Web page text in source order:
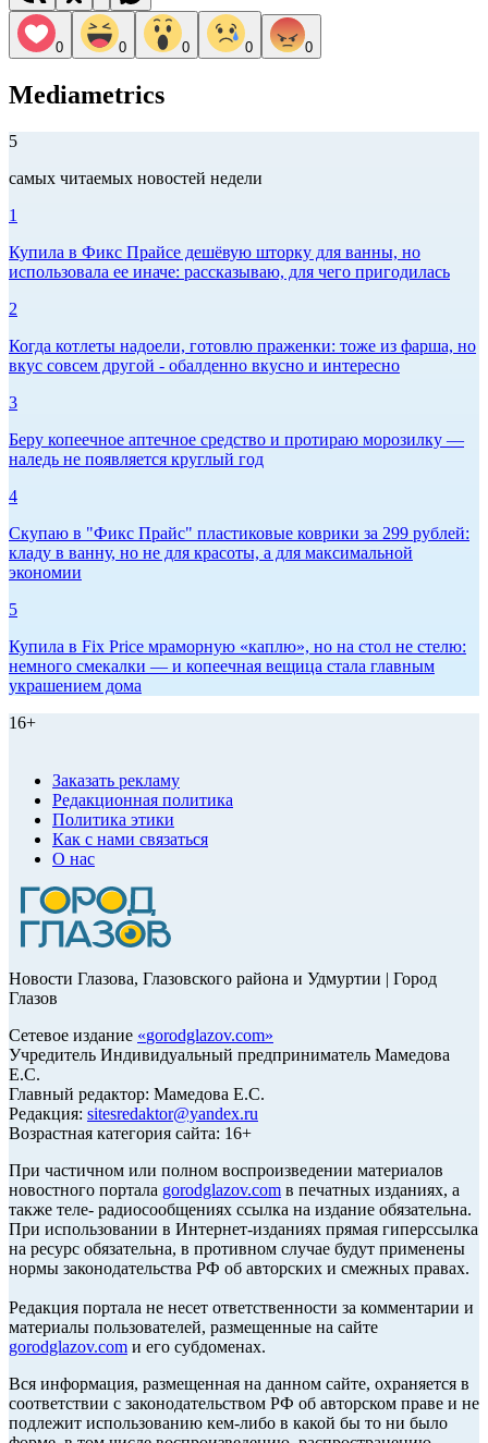
0 0 0 0 0
Mediametrics
5
самых читаемых новостей недели
1
Купила в Фикс Прайсе дешёвую шторку для ванны, но
использовала ее иначе: рассказываю, для чего пригодилась
2
Когда котлеты надоели, готовлю праженки: тоже из фарша, но
вкус совсем другой - обалденно вкусно и интересно
3
Беру копеечное аптечное средство и протираю морозилку —
наледь не появляется круглый год
4
Скупаю в "Фикс Прайс" пластиковые коврики за 299 рублей:
кладу в ванну, но не для красоты, а для максимальной
экономии
5
Купила в Fix Price мраморную «каплю», но на стол не стелю:
немного смекалки — и копеечная вещица стала главным
украшением дома
16+
Заказать рекламу
Редакционная политика
Политика этики
Как с нами связаться
О нас
Новости Глазова, Глазовского района и Удмуртии | Город
Глазов
Сетевое издание «gorodglazov.com»
Учредитель Индивидуальный предприниматель Мамедова
Е.С.
Главный редактор: Мамедова Е.С.
Редакция: sitesredaktor@yandex.ru
Возрастная категория сайта: 16+
При частичном или полном воспроизведении материалов
новостного портала gorodglazov.com в печатных изданиях, а
также теле- радиосообщениях ссылка на издание обязательна.
При использовании в Интернет-изданиях прямая гиперссылка
на ресурс обязательна, в противном случае будут применены
нормы законодательства РФ об авторских и смежных правах.
Редакция портала не несет ответственности за комментарии и
материалы пользователей, размещенные на сайте
gorodglazov.com и его субдоменах.
Вся информация, размещенная на данном сайте, охраняется в
соответствии с законодательством РФ об авторском праве и не
подлежит использованию кем-либо в какой бы то ни было